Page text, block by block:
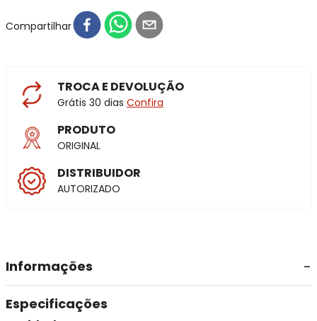
Compartilhar
TROCA E DEVOLUÇÃO
Grátis 30 dias Confira
PRODUTO
ORIGINAL
DISTRIBUIDOR
AUTORIZADO
Informações
Especificações